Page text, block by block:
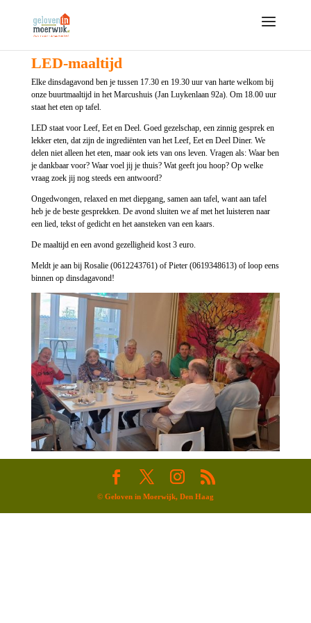
LED-maaltijd
Elke dinsdagavond ben je tussen 17.30 en 19.30 uur van harte welkom bij
onze buurtmaaltijd in het Marcushuis (Jan Luykenlaan 92a). Om 18.00 uur
staat het eten op tafel.
LED staat voor Leef, Eet en Deel. Goed gezelschap, een zinnig gesprek en
lekker eten, dat zijn de ingrediënten van het Leef, Eet en Deel Diner. We
delen niet alleen het eten, maar ook iets van ons leven. Vragen als: Waar ben
je dankbaar voor? Waar voel jij je thuis? Wat geeft jou hoop? Op welke
vraag zoek jij nog steeds een antwoord?
Ongedwongen, relaxed en met diepgang, samen aan tafel, want aan tafel
heb je de beste gesprekken. De avond sluiten we af met het luisteren naar
een lied, tekst of gedicht en het aansteken van een kaars.
De maaltijd en een avond gezelligheid kost 3 euro.
Meldt je aan bij Rosalie (0612243761) of Pieter (0619348613) of loop eens
binnen op dinsdagavond!
© Geloven in Moerwijk, Den Haag